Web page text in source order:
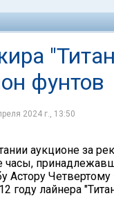
фунтов
2024 г., 13:50
аукционе за
Четвертому
году лайнера